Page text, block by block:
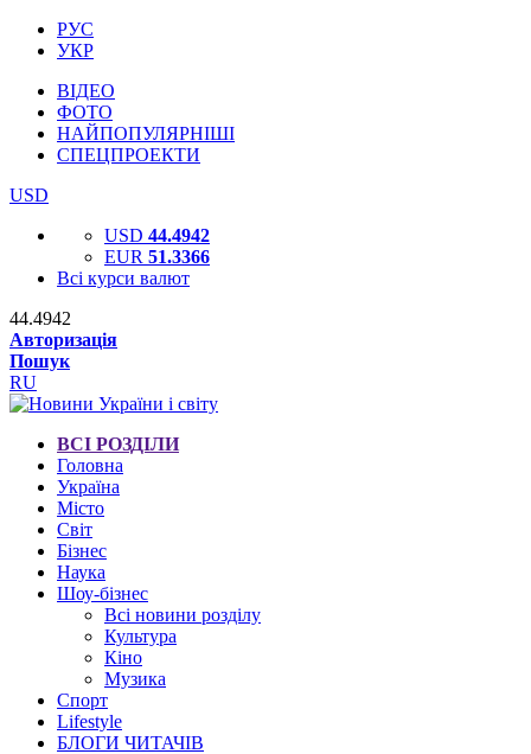
РУС
УКР
ВІДЕО
ФОТО
НАЙПОПУЛЯРНІШІ
СПЕЦПРОЕКТИ
USD
USD 44.4942
EUR 51.3366
Всі курси валют
44.4942
Авторизація
Пошук
RU
ВСІ РОЗДІЛИ
Головна
Україна
Місто
Світ
Бізнес
Наука
Шоу-бізнес
Всі новини розділу
Культура
Кіно
Музика
Спорт
Lifestyle
БЛОГИ ЧИТАЧІВ